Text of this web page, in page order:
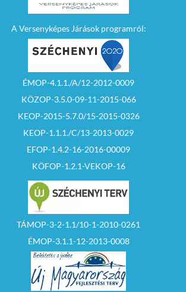
A Versenyképes Járások programról:
ÉMOP-4.1.1./A/12-2012-0009
KÖZOP-3.5.0-09-11-2015-066
KEOP-2015-5.7.0/15-2015-0326
KEOP-1.1.1./C/13-2013-0029
EFOP-1.4.2-16-2016-00009
KÖFOP-1.2.1-VEKOP-16
TÁMOP-3-2-1.1/10-1-2010-0261
ÉMOP-3.1.1-12-2013-0008